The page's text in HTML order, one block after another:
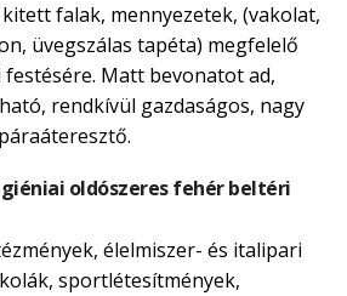
falak, mennyezetek, (vakolat,
üvegszálas tapéta) megfelelő
Matt bevonatot ad,
rendkívül gazdaságos, nagy
oldószeres fehér beltéri
élelmiszer- és italipari
sportlétesítmények,